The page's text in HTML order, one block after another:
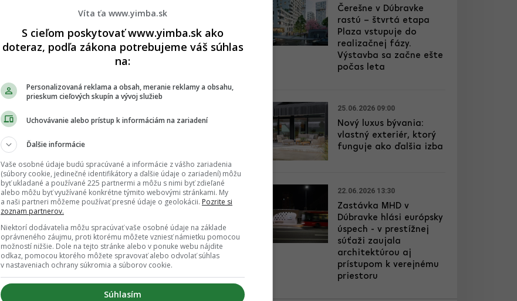
Čerešne v Dúbravke
rastú – štvrtá etapa
Plaza vstupuje do
realizačnej fázy.
Výstavba sa začne ešte
počas leta
25.06.2026 09:00
Nový luxus bývania:
vlastný exteriér, ktorý
funguje ako ďalšia izba
22.06.2026 13:30
Zastávka MHD v
Dúbravke hlási európsky
úspech - v prestížnej
súťaži zaujala
architektúrou aj
prístupom k verejnému
priestoru
Víta ťa www.yimba.sk
S cieľom poskytovať www.yimba.sk ako
doteraz, podľa zákona potrebujeme váš súhlas
na:
Personalizovaná reklama a obsah, meranie reklamy a obsahu,
prieskum cieľových skupín a vývoj služieb
Uchovávanie alebo prístup k informáciám na zariadení
Ďalšie informácie
Vaše osobné údaje budú spracúvané a informácie z vášho zariadenia
(súbory cookie, jedinečné identifikátory a ďalšie údaje o zariadení) môžu
byť ukladané a používané 225 partnermi a môžu s nimi byť zdieľané
alebo môžu byť využívané konkrétne týmito webovými stránkami. My
a naši partneri môžeme používať presné údaje o geolokácii. Pozrite si
zoznam partnerov.
Niektorí dodávatelia môžu spracúvať vaše osobné údaje na základe
oprávneného záujmu, proti ktorému môžete vzniesť námietku pomocou
možností nižšie. Dole na tejto stránke alebo v ponuke webu nájdite
odkaz, pomocou ktorého môžete spravovať alebo odvolať súhlas
v nastaveniach ochrany súkromia a súborov cookie.
Súhlasím